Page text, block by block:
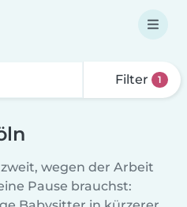
Filter 1
wegen der Arbeit
Pause brauchst: